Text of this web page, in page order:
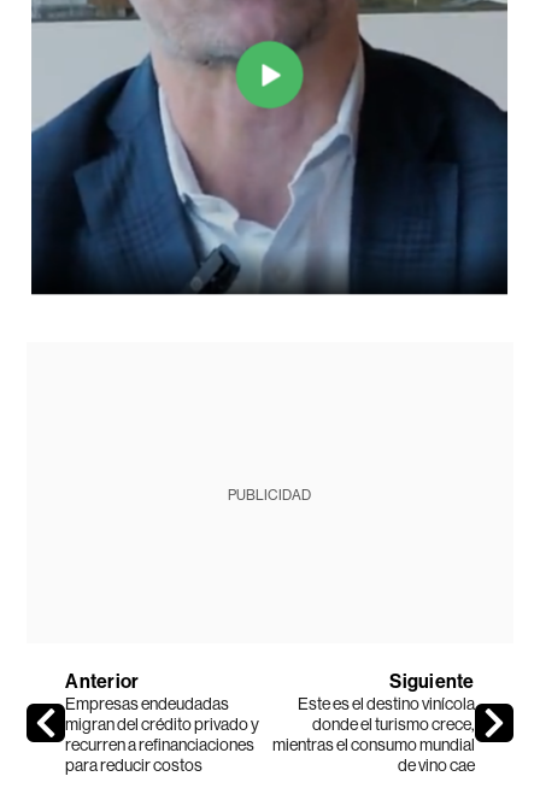
PUBLICIDAD
Anterior
Empresas endeudadas
migran del crédito privado y
recurren a refinanciaciones
para reducir costos
Siguiente
Este es el destino vinícola
donde el turismo crece,
mientras el consumo mundial
de vino cae